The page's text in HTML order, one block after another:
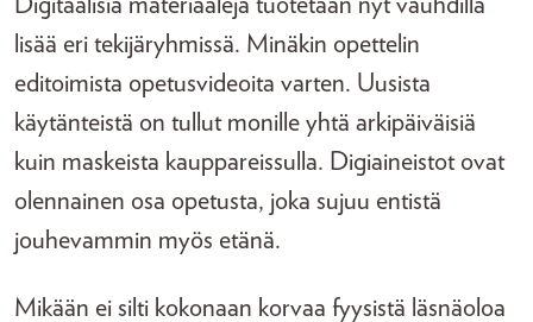
lisää eri tekijäryhmissä. Minäkin opettelin
editoimista opetusvideoita varten. Uusista
käytänteistä on tullut monille yhtä arkipäiväisiä
kuin maskeista kauppareissulla. Digiaineistot ovat
olennainen osa opetusta, joka sujuu entistä
jouhevammin myös etänä.
Mikään ei silti kokonaan korvaa fyysistä läsnäoloa